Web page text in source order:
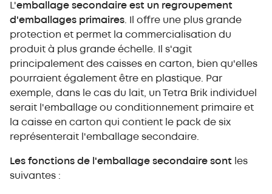
L'emballage secondaire est un regroupement
d'emballages primaires . Il offre une plus grande
protection et permet la commercialisation du
produit à plus grande échelle. Il s'agit
principalement des caisses en carton, bien qu'elles
pourraient également être en plastique. Par
exemple, dans le cas du lait, un Tetra Brik individuel
serait l'emballage ou conditionnement primaire et
la caisse en carton qui contient le pack de six
représenterait l'emballage secondaire.
Les fonctions de l'emballage secondaire sont les
suivantes :